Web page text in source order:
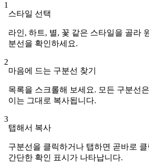
1
스타일 선택
라인, 하트, 별, 꽃 같은 스타일을 골라
분선을 확인하세요.
2
마음에 드는 구분선 찾기
목록을 스크롤해 보세요. 모든 구분선
이는 그대로 복사됩니다.
3
탭해서 복사
구분선을 클릭하거나 탭하면 곧바로
간단한 확인 표시가 나타납니다.